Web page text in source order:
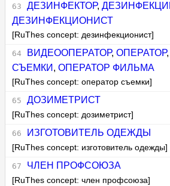
ДЕЗИНФЕКТОР,
ДЕЗИНФЕКЦИОНИСТ
[RuThes concept: дезинфекционист]
ВИДЕООПЕРАТОР, ОПЕРАТОР,
СЪЕМКИ ,ОПЕРАТОР ФИЛЬМА
[RuThes concept: оператор съемки]
ДОЗИМЕТРИСТ
[RuThes concept: дозиметрист]
ИЗГОТОВИТЕЛЬ ОДЕЖДЫ
[RuThes concept: изготовитель одежды]
ЧЛЕН ПРОФСОЮЗА
[RuThes concept: член профсоюза]